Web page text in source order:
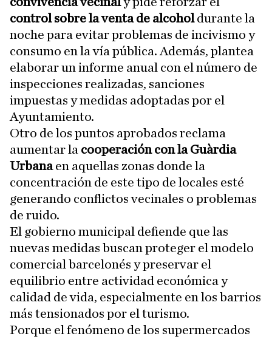
control sobre la venta de alcoholdurante la
noche para evitar problemas de incivismo y
consumo en la vía pública. Además, plantea
elaborar un informe anual con el número de
inspecciones realizadas, sanciones
impuestas y medidas adoptadas por el
Ayuntamiento.
Otro de los puntos aprobados reclama
aumentar la cooperación con la Guàrdia
Urbanaen aquellas zonas donde la
concentración de este tipo de locales esté
generando conflictos vecinales o problemas
de ruido.
El gobierno municipal defiende que las
nuevas medidas buscan proteger el modelo
comercial barcelonés y preservar el
equilibrio entre actividad económica y
calidad de vida, especialmente en los barrios
más tensionados por el turismo.
Porque el fenómeno de los supermercados